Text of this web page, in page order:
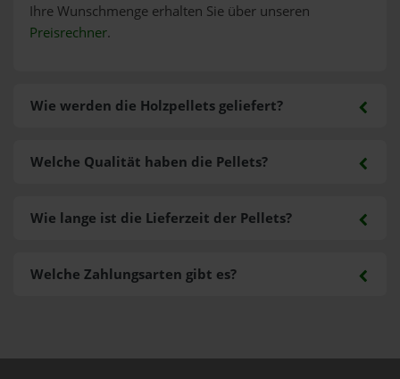
Ihre Wunschmenge erhalten Sie über unseren
Preisrechner.
Wie werden die Holzpellets geliefert?
Welche Zahlungsarten gibt es?
Welche Qualität haben die Pellets?
Wie lange ist die Lieferzeit der Pellets?